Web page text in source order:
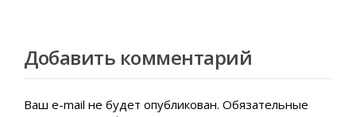
Добавить комментарий
Ваш e-mail не будет опубликован. Обязательные